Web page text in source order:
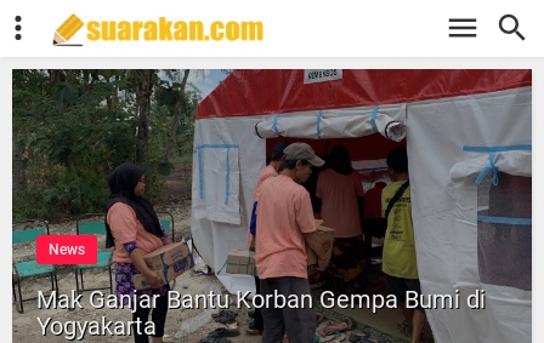
News
Mak Ganjar Bantu Korban Gempa Bumi di
Yogyakarta